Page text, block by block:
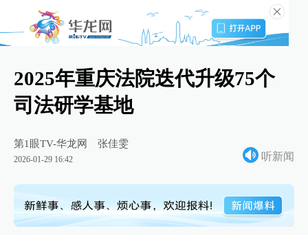
2025年重庆法院迭代升级75个
司法研学基地
第1眼TV-华龙网 张佳雯
2026-01-29 16:42 听新闻